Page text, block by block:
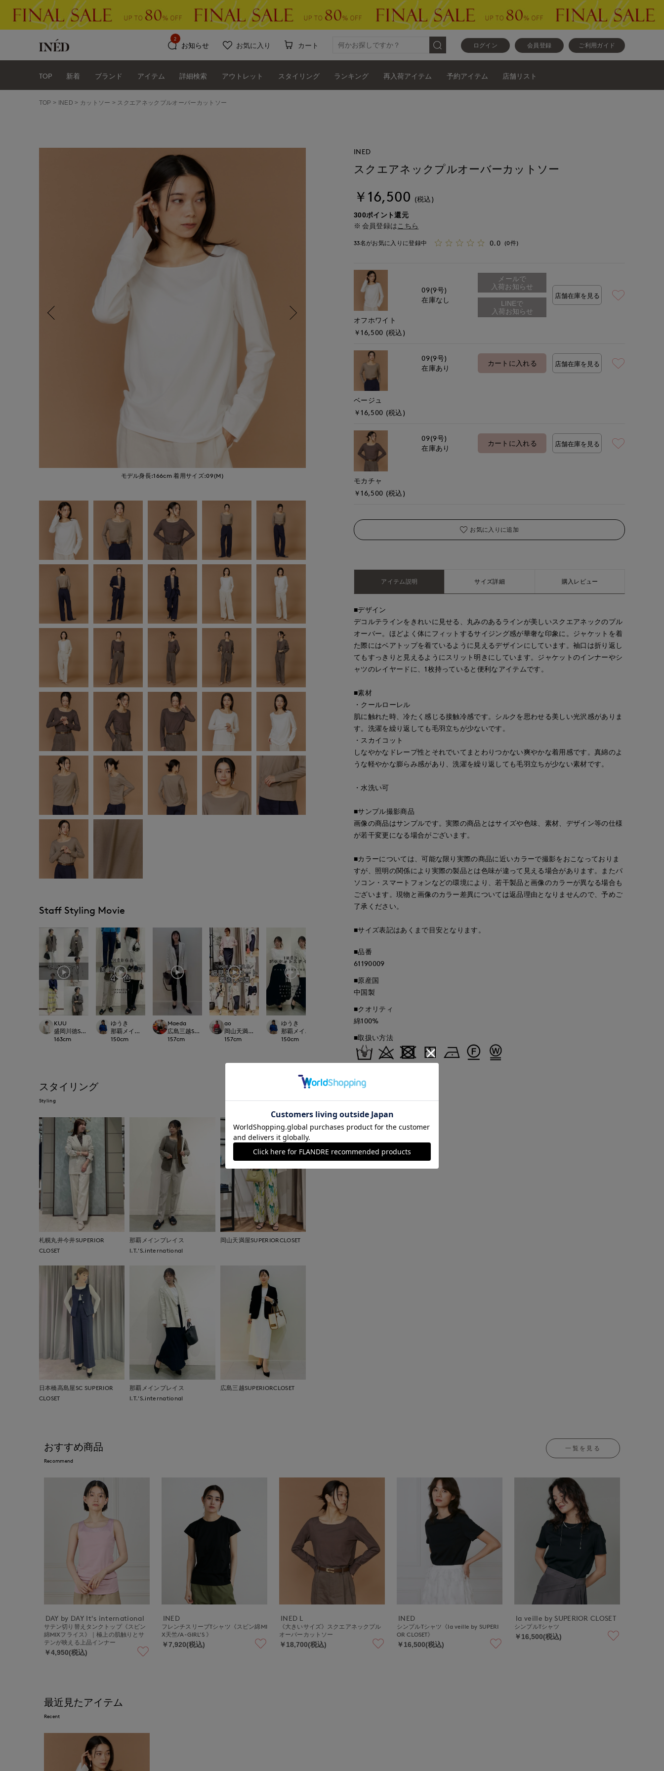
ログイン 会員登録 ご利用ガイド
お知らせ
2
お気に入り カート
TOP 新着 ブランド アイテム 詳細検索 アウトレット スタイリング ランキング 再入荷アイテム 予約アイテム 店舗リスト
TOP INED カットソー スクエアネックプルオーバーカットソー
モデル身長:166cm 着用サイズ:09(M)
Staff Styling Movie
KUU
盛岡川徳SUPERIOR CLOSET
163cm
ゆうき
那覇メインプレイスI.T.'S.international
150cm
Maeda
広島三越SUPERIORCLOSET
157cm
ao
岡山天満屋SUPERIORCLOSET
157cm
ゆうき
那覇メインプレイスI.T.'S.international
150cm cm
スタイリング
Styling
札幌丸井今井SUPERIOR
CLOSET
那覇メインプレイス
I.T.'S.international
岡山天満屋SUPERIORCLOSET
日本橋高島屋SC SUPERIOR
CLOSET
那覇メインプレイス
I.T.'S.international
広島三越SUPERIORCLOSET
INED
スクエアネックプルオーバーカットソー
￥16,500 (税込)
300ポイント還元
会員登録は こちら
33名がお気に入りに登録中 0.0 (0件)
オフホワイト
￥16,500 (税込)
09(9号)
在庫なし
メールで
入荷お知らせ
店舗在庫を見る
ベージュ
￥16,500 (税込)
09(9号)
在庫あり
カートに入れる 店舗在庫を見る
モカチャ
￥16,500 (税込)
09(9号)
在庫あり
カートに入れる 店舗在庫を見る
お気に入りに追加
アイテム説明 サイズ詳細 購入レビュー
■デザイン
デコルテラインをきれいに見せる、丸みのあるラインが美しいスクエアネックのプル
オーバー。ほどよく体にフィットするサイジング感が華奢な印象に。ジャケットを着
た際にはベアトップを着ているように見えるデザインにしています。袖口は折り返し
てもすっきりと見えるようにスリット明きにしています。ジャケットのインナーやシ
ャツのレイヤードに、1枚持っていると便利なアイテムです。
■素材
・クールローレル
肌に触れた時、冷たく感じる接触冷感です。シルクを思わせる美しい光沢感がありま
す。洗濯を繰り返しても毛羽立ちが少ないです。
・スカイコット
しなやかなドレープ性とそれでいてまとわりつかない爽やかな着用感です。真綿のよ
うな軽やかな膨らみ感があり、洗濯を繰り返しても毛羽立ちが少ない素材です。
・水洗い可
■サンプル撮影商品
画像の商品はサンプルです。実際の商品とはサイズや色味、素材、デザイン等の仕様
が若干変更になる場合がございます。
■カラーについては、可能な限り実際の商品に近いカラーで撮影をおこなっておりま
すが、照明の関係により実際の製品とは色味が違って見える場合があります。またパ
ソコン・スマートフォンなどの環境により、若干製品と画像のカラーが異なる場合も
ございます。現物と画像のカラー差異については返品理由となりませんので、予めご
了承ください。
■サイズ表記はあくまで目安となります。
■品番
61190009
■原産国
中国製
■クオリティ
綿100%
■取扱い方法
おすすめ商品
Recommend
一覧を見る
DAY by DAY It's international
サテン切り替えタンクトップ《スビン
綿MIXフライス》｜極上の肌触りとサ
テンが映える上品インナー
￥4,950(税込)
INED
フレンチスリーブTシャツ《スビン綿MI
X天竺/A-GIRL’S 》
￥7,920(税込)
INED L
《大きいサイズ》スクエアネックプル
オーバーカットソー
￥18,700(税込)
INED
シンプルTシャツ《la veille by SUPERI
OR CLOSET》
￥16,500(税込)
la veille by SUPERIOR CLOSET
シンプルTシャツ
￥16,500(税込)
最近見たアイテム
Recent